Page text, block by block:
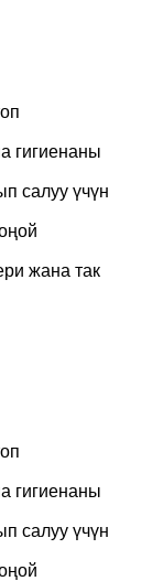
гигиенаны
салуу үчүн
жана так
гигиенаны
салуу үчүн